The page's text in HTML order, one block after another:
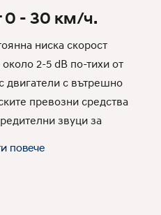
0 - 30 км/ч.
ниска скорост
2-5 dB по-тихи от
двигатели с вътрешно
превозни средства
звуци за
1 dB по-малка.
повече